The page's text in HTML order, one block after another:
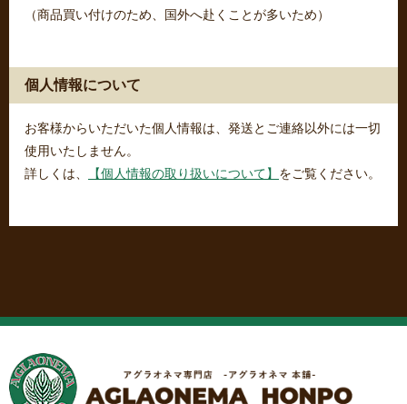
（商品買い付けのため、国外へ赴くことが多いため）
個人情報について
お客様からいただいた個人情報は、発送とご連絡以外には一切
使用いたしません。
詳しくは、
【個人情報の取り扱いについて】 をご覧ください。